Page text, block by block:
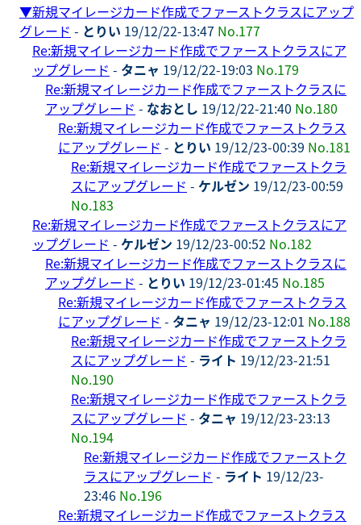
▼新規マイレージカード作成でファーストクラスにアップ
グレード - とりい 19/12/22-13:47 No.177
Re:新規マイレージカード作成でファーストクラスにア
ップグレード - タニャ 19/12/22-19:03 No.179
Re:新規マイレージカード作成でファーストクラスに
アップグレード - なおとし 19/12/22-21:40 No.180
Re:新規マイレージカード作成でファーストクラス
にアップグレード - とりい 19/12/23-00:39 No.181
Re:新規マイレージカード作成でファーストクラ
スにアップグレード - ケルゼン 19/12/23-00:59
No.183
Re:新規マイレージカード作成でファーストクラスにア
ップグレード - ケルゼン 19/12/23-00:52 No.182
Re:新規マイレージカード作成でファーストクラスに
アップグレード - とりい 19/12/23-01:45 No.185
Re:新規マイレージカード作成でファーストクラス
にアップグレード - タニャ 19/12/23-12:01 No.188
Re:新規マイレージカード作成でファーストクラ
スにアップグレード - ライト 19/12/23-21:51
No.190
Re:新規マイレージカード作成でファーストクラ
スにアップグレード - タニャ 19/12/23-23:13
No.194
Re:新規マイレージカード作成でファーストク
ラスにアップグレード - ライト 19/12/23-
23:46 No.196
Re:新規マイレージカード作成でファーストクラス